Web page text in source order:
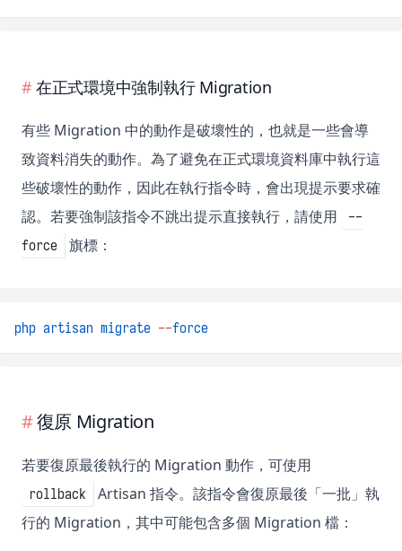
在正式環境中強制執行 Migration
有些 Migration 中的動作是破壞性的，也就是一些會導
致資料消失的動作。為了避免在正式環境資料庫中執行這
些破壞性的動作，因此在執行指令時，會出現提示要求確
認。若要強制該指令不跳出提示直接執行，請使用
--
force
旗標：
php artisan migrate --force
復原 Migration
若要復原最後執行的 Migration 動作，可使用
rollback
Artisan 指令。該指令會復原最後「一批」執
行的 Migration，其中可能包含多個 Migration 檔：